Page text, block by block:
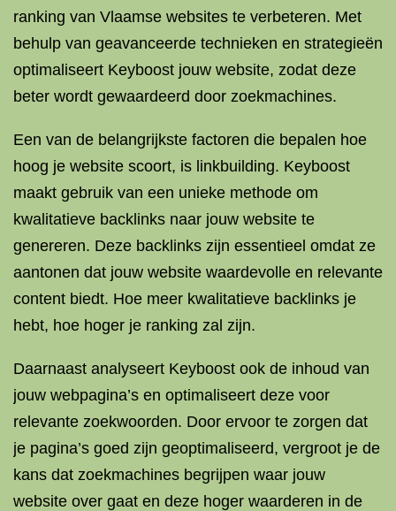
ranking van Vlaamse websites te verbeteren. Met
behulp van geavanceerde technieken en strategieën
optimaliseert Keyboost jouw website, zodat deze
beter wordt gewaardeerd door zoekmachines.
Een van de belangrijkste factoren die bepalen hoe
hoog je website scoort, is linkbuilding. Keyboost
maakt gebruik van een unieke methode om
kwalitatieve backlinks naar jouw website te
genereren. Deze backlinks zijn essentieel omdat ze
aantonen dat jouw website waardevolle en relevante
content biedt. Hoe meer kwalitatieve backlinks je
hebt, hoe hoger je ranking zal zijn.
Daarnaast analyseert Keyboost ook de inhoud van
jouw webpagina’s en optimaliseert deze voor
relevante zoekwoorden. Door ervoor te zorgen dat
je pagina’s goed zijn geoptimaliseerd, vergroot je de
kans dat zoekmachines begrijpen waar jouw
website over gaat en deze hoger waarderen in de